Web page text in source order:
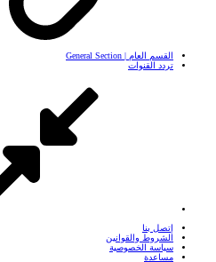
القسم العام | General Section
تردد القنوات
إتصل بنا
الشروط والقوانين
سياسة الخصوصية
مساعدة